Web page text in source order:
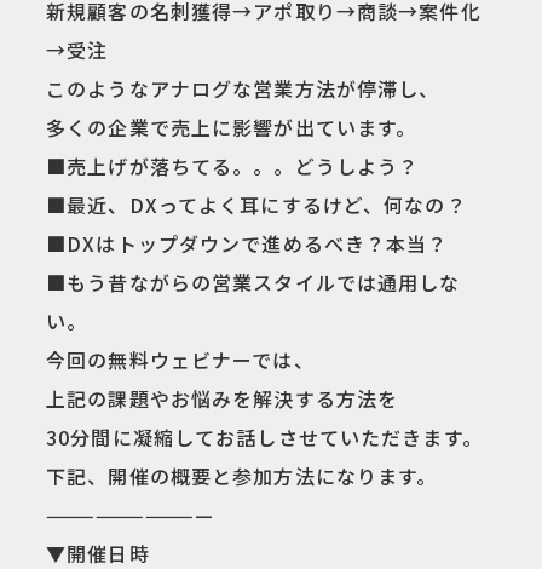
新規顧客の名刺獲得→アポ取り→商談→案件化
→受注
このようなアナログな営業方法が停滞し、
多くの企業で売上に影響が出ています。
■売上げが落ちてる。。。どうしよう？
■最近、DXってよく耳にするけど、何なの？
■DXはトップダウンで進めるべき？本当？
■もう昔ながらの営業スタイルでは通用しな
い。
今回の無料ウェビナーでは、
上記の課題やお悩みを解決する方法を
30分間に凝縮してお話しさせていただきます。
下記、開催の概要と参加方法になります。
——————————
▼開催日時